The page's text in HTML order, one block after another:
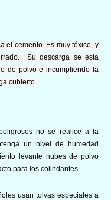
el cemento. Es muy tóxico, y
Su descarga se esta
de polvo e incumpliendo la
cubierto.
no se realice a la
un nivel de humedad
levante nubes de polvo
para los colindantes.
usan tolvas especiales a